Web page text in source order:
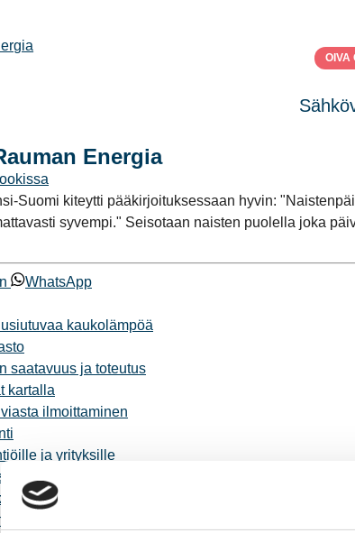
OIVA
Energia
Suomi kiteytti pääkirjoituksessaan hyvin:
syvempi." Seisotaan naisten puolella joka
WhatsApp
kaukolämpöä
saatavuus ja toteutus
kartalla
ilmoittaminen
ja yrityksille
kuluttajille
siirtyminen
kaukolämpötaloon